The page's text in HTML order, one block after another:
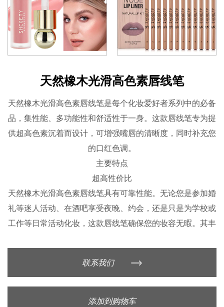
天然橡木光滑高色素唇线笔
天然橡木光滑高色素唇线笔是每个化妆爱好者系列中的必备
品，集性能、多功能性和舒适性于一身。这款唇线笔专为提
供超高色素沉着而设计，可增强嘴唇的清晰度，同时补充您
的口红色调。
主要特点
超高性价比
天然橡木光滑高色素唇线笔具有可靠性能。无论您是参加婚
礼等迷人活动、在酒吧享受夜晚、约会，还是只是为学校或
工作等日常活动化妆，这款唇线笔确保您的妆容无暇。其丰
这款唇线笔的突出特点之一是其多种颜色，每种颜色均可搭
更有活力的色调，这款唇线笔都能与各种唇色无缝融合。天
联系我们
添加到购物车